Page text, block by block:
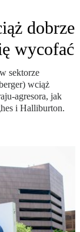
dobrze
wycofać
sektorze
wciąż
agresora, jak
i Halliburton.